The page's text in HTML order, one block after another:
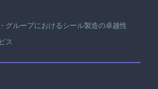
グループにおけるシール製造の卓越性
ス